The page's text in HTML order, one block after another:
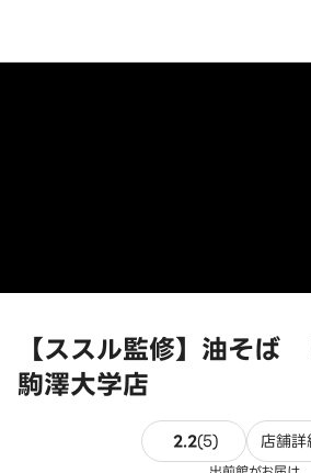
【ススル監修】油そば
駒澤大学店
2.2(5) 5件のレビュ
店舗詳